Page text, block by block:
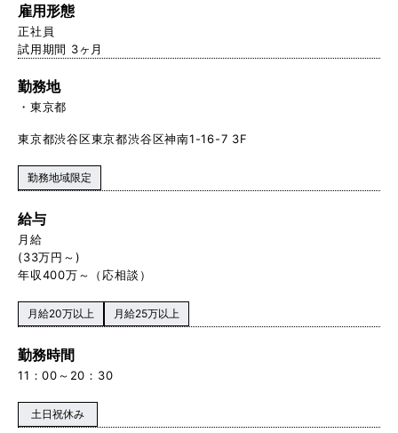
雇用形態
正社員
試用期間 3ヶ月
勤務地
東京都
東京都渋谷区東京都渋谷区神南1-16-7 3F
勤務地域限定
給与
月給
(33万円～)
年収400万～（応相談）
月給20万以上 月給25万以上
勤務時間
11：00～20：30
土日祝休み